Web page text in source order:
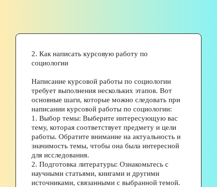
2. Как написать курсовую работу по
социологии
Написание курсовой работы по социологии
требует выполнения нескольких этапов. Вот
основные шаги, которые можно следовать при
написании курсовой работы по социологии:
1. Выбор темы: Выберите интересующую вас
тему, которая соответствует предмету и цели
работы. Обратите внимание на актуальность и
значимость темы, чтобы она была интересной
для исследования.
2. Подготовка литературы: Ознакомьтесь с
научными статьями, книгами и другими
источниками, связанными с выбранной темой.